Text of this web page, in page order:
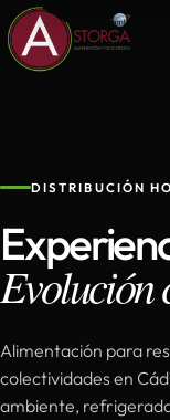
DISTRIBUCIÓN
Evolución
Alimentación para
colectividades en
ambiente,